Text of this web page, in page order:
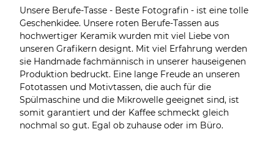
Unsere Berufe-Tasse - Beste Fotografin - ist eine tolle
Geschenkidee. Unsere roten Berufe-Tassen aus
hochwertiger Keramik wurden mit viel Liebe von
unseren Grafikern designt. Mit viel Erfahrung werden
sie Handmade fachmännisch in unserer hauseigenen
Produktion bedruckt. Eine lange Freude an unseren
Fototassen und Motivtassen, die auch für die
Spülmaschine und die Mikrowelle geeignet sind, ist
somit garantiert und der Kaffee schmeckt gleich
nochmal so gut. Egal ob zuhause oder im Büro.